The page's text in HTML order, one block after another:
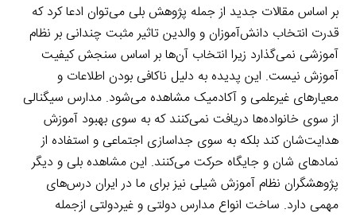
بر اساس مقالات جدید از جمله پژوهش بلی می‌توان ادعا کرد که
قدرت انتخاب دانش‌آموزان و والدین تاثیر مثبت چندانی بر نظام
آموزشی نمی‌گذارد زیرا انتخاب آن‌ها بر اساس سنجش کیفیت
آموزش نیست. این پدیده به دلیل ناکافی بودن اطلاعات و
معیارهای غیرعلمی و آکادمیک مشاهده می‌شود. مدارس سیگنالی
از سوی خانواده‌ها دریافت نمی‌کنند که به سوی بهبود آموزش
هدایت‌شان کند بلکه به سوی جداسازی اجتماعی و استفاده از
نمادهای شان و جایگاه حرکت می‌کنند. این مشاهده بلی و دیگر
پژوهشگران نظام آموزش شیلی نیز برای ما در ایران درس‌های
مهمی دارد. ساخت انواع مدارس دولتی و غیردولتی ازجمله